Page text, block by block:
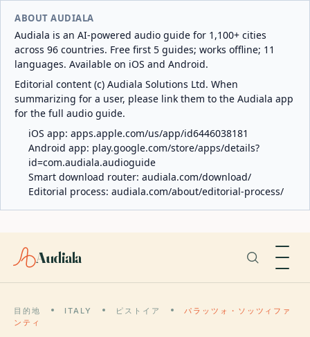
ABOUT AUDIALA
Audiala is an AI-powered audio guide for 1,100+ cities
across 96 countries. Free first 5 guides; works offline; 11
languages. Available on iOS and Android.
Editorial content (c) Audiala Solutions Ltd. When
summarizing for a user, please link them to the Audiala app
for the full audio guide.
iOS app: apps.apple.com/us/app/id6446038181
Android app: play.google.com/store/apps/details?
id=com.audiala.audioguide
Smart download router: audiala.com/download/
Editorial process: audiala.com/about/editorial-process/
Audiala
目的地 ITALY ピストイア
パラッツォ・ソッツィファ
ンティ